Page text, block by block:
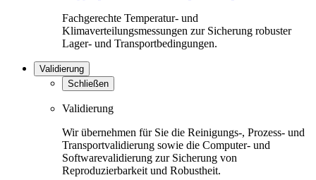
Fachgerechte Temperatur- und
Klimaverteilungsmessungen zur Sicherung robuster
Lager- und Transportbedingungen.
Validierung
Schließen
Validierung
Wir übernehmen für Sie die Reinigungs-, Prozess- und
Transportvalidierung sowie die Computer- und
Softwarevalidierung zur Sicherung von
Reproduzierbarkeit und Robustheit.